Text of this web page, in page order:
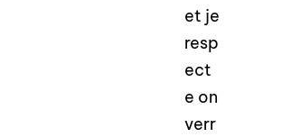
et je
resp
ect
e on
verr